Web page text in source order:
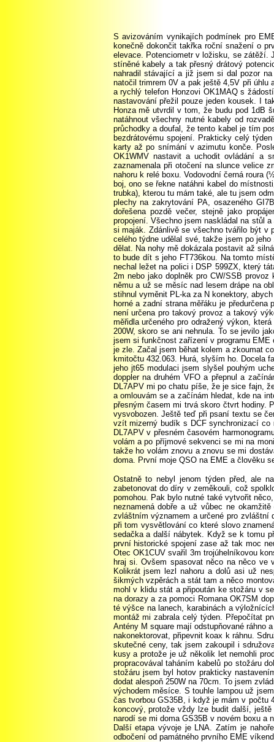
S avizováním vynikajích podmínek pro
konečně dokončit takřka roční snažení o
elevace. Potenciometr v ložisku, se zátěží.
stíněné kabely a tak přesný drátový
nahradil stávající a již jsem si dal pozor
natočil trimrem 0V a pak ještě 4,5V při
a rychlý telefon Honzovi OK1MAQ s
nastavování přežil pouze jeden kousek. I
Honza mě utvrdil v tom, že budu pod 1dB
natáhnout všechny nutné kabely od
průchodky a doufal, že tento kabel je tím
bezdrátovému spojení. Prakticky celý
karty až po snímání v azimutu konče.
OK1WMV nastavit a uchodit ovládání a
zaznamenala při otočení na slunce velice
nahoru k relé boxu. Vodovodní černá roura
boj, ono se řekne natáhni kabel do
trubka), kterou tu mám také, ale tu jsem
plechy na zakrytování PA, osazeného
dořešena pozdě večer, stejně jako
propojení. Všechno jsem naskládal na stůl
si maják. Zdánlivě se všechno tvářilo být v
celého týdne udělal své, takže jsem po
dělat. Na nohy mě dokázala postavit až
to bude dít s jeho FT736kou. Na tomto
nechal ležet na polici i DSP 599ZX, který
2m nebo jako doplněk pro CW/SSB
němu a už se měsíc nad lesem drápe na
stihnul vyměnit PL-ka za N konektory,
horné a zadní strana měřáku je
není určena pro takový provoz a takový
měřidla určeného pro odražený výkon,
200W, skoro se ani nehnula. To se jevilo
jsem si funkčnost zařízení v programu
je zle. Začal jsem běhat kolem a zkoumat
kmitočtu 432.063. Hurá, slyším ho. Docela
jeho jt65 modulaci jsem slyšel pouhým
doppler na druhém VFO a přepnul a
DL7APV mi po chatu píše, že je sice fajn,
a omlouvám se a začínám hledat, kde na
přesným časem mi trvá skoro čtvrt hodiny.
vysvobozen. Ještě teď při psaní textu se
vzít mizerný budík s DCF synchronizací
DL7APV v přesném časovém
volám a po příjmové sekvenci se mi na
takže ho volám znovu a znovu se mi
doma. První moje QSO na EME a člověku
Ostatně to nebyl jenom týden před, ale
zabetonovat do díry v zeměkouli, což
pomohou. Pak bylo nutné také vytvořit
neznamená dobře a už vůbec ne
zvláštním významem a určené pro zvláštní
při tom vysvětlování co které slovo
sedačka a další nábytek. Když se k tomu
první historické spojení zase až tak moc
Otec OK1CUV svařil 3m trojúhelníkovou
hraj si. Ovšem spasovat něco na něco ve
Kolikrát jsem lezl nahoru a dolů asi už
šikmých vzpěrách a stát tam a něco
mohl v klidu stát a připoután ke stožáru v
na dorazy a za pomoci Romana OK7SM
té výšce na lanech, karabinách a
montáž mi zabrala celý týden. Přepočítat
Antény M square mají odstupňované ráhno
nakonektorovat, připevnit koax k ráhnu.
skutečné ceny, tak jsem zakoupil i
kusy a protože je už několik let nemohli
propracovával taháním kabelů po stožáru
stožáru jsem byl hotov prakticky
dodat alespoň 250W na 70cm. To jsem
východem měsíce. S touhle lampou už
čas tvorbou GS35B, i když je mám v počtu
koncový, protože vždy lze budit další,
narodí se mi doma GS35B v novém boxu a
Další etapa vývoje je LNA. Zatím je
odbočení od památného prvního EME